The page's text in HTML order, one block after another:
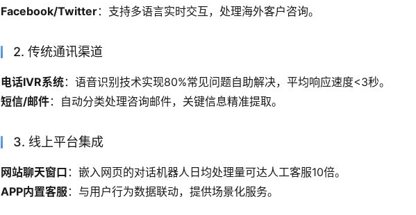
Facebook/Twitter：支持多语言实时交互，处理海外客户咨询。
2. 传统通讯渠道
电话IVR系统：语音识别技术实现80%常见问题自助解决，平均响应速度<3秒。
短信/邮件：自动分类处理咨询邮件，关键信息精准提取。
3. 线上平台集成
网站聊天窗口 ：嵌入网页的对话机器人日均处理量可达人工客服10倍。
APP内置客服：与用户行为数据联动，提供场景化服务。